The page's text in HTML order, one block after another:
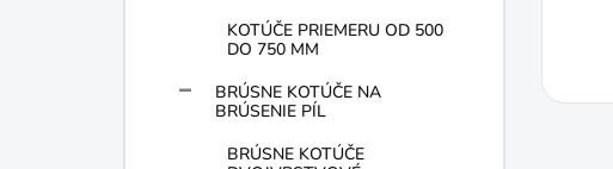
KOTÚČE PRIEMERU OD 500
DO 750 MM
BRÚSNE KOTÚČE NA
BRÚSENIE PÍL
BRÚSNE KOTÚČE